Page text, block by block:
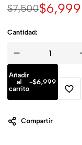
$7,500$6,999
Cantidad:
Añadir
al
carrito
-$6,999
Compartir